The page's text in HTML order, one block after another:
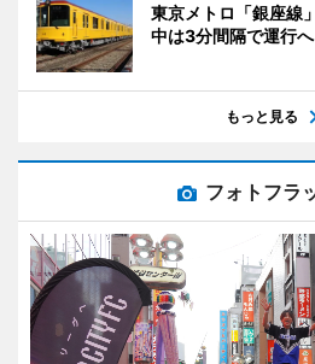
東京メトロ「銀座線
中は3分間隔で運行へ
もっと見る
フォトフラ